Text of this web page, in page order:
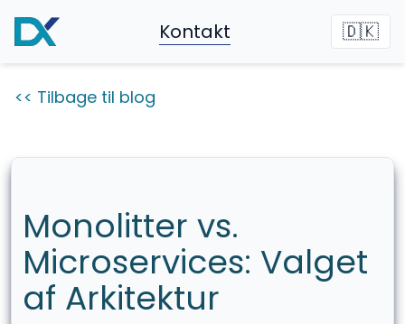
Kontakt 🇩🇰
<< Tilbage til blog
Monolitter vs.
Microservices: Valget
af Arkitektur